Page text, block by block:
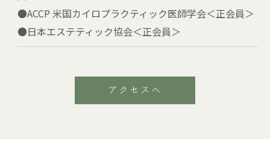
●ACCP 米国カイロプラクティック医師学会＜正会員＞
●日本エステティック協会＜正会員＞
アクセスへ